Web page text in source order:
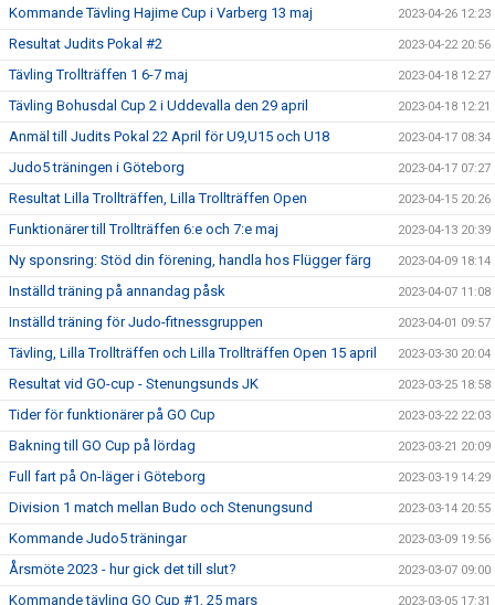
Kommande Tävling Hajime Cup i Varberg 13 maj 2023-04-26 12:23
Resultat Judits Pokal #2 2023-04-22 20:56
Tävling Trollträffen 1 6-7 maj 2023-04-18 12:27
Tävling Bohusdal Cup 2 i Uddevalla den 29 april 2023-04-18 12:21
Anmäl till Judits Pokal 22 April för U9,U15 och U18 2023-04-17 08:34
Judo5 träningen i Göteborg 2023-04-17 07:27
Resultat Lilla Trollträffen, Lilla Trollträffen Open 2023-04-15 20:26
Funktionärer till Trollträffen 6:e och 7:e maj 2023-04-13 20:39
Ny sponsring: Stöd din förening, handla hos Flügger färg 2023-04-09 18:14
Inställd träning på annandag påsk 2023-04-07 11:08
Inställd träning för Judo-fitnessgruppen 2023-04-01 09:57
Tävling, Lilla Trollträffen och Lilla Trollträffen Open 15 april 2023-03-30 20:04
Resultat vid GO-cup - Stenungsunds JK 2023-03-25 18:58
Tider för funktionärer på GO Cup 2023-03-22 22:03
Bakning till GO Cup på lördag 2023-03-21 20:09
Full fart på On-läger i Göteborg 2023-03-19 14:29
Division 1 match mellan Budo och Stenungsund 2023-03-14 20:55
Kommande Judo5 träningar 2023-03-09 19:56
Årsmöte 2023 - hur gick det till slut? 2023-03-07 09:00
Kommande tävling GO Cup #1, 25 mars 2023-03-05 17:31